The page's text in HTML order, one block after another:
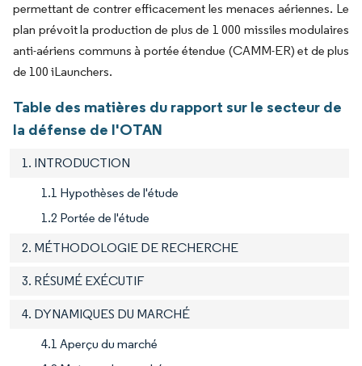
permettant de contrer efficacement les menaces aériennes. Le
plan prévoit la production de plus de 1 000 missiles modulaires
anti-aériens communs à portée étendue (CAMM-ER) et de plus
de 100 iLaunchers.
Table des matières du rapport sur le secteur de
la défense de l'OTAN
1. INTRODUCTION
1.1 Hypothèses de l'étude
1.2 Portée de l'étude
2. MÉTHODOLOGIE DE RECHERCHE
3. RÉSUMÉ EXÉCUTIF
4. DYNAMIQUES DU MARCHÉ
4.1 Aperçu du marché